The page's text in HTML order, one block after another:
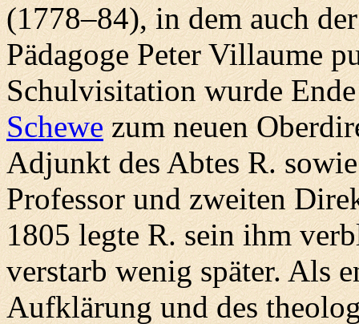
(1778–84), in dem auch
Pädagoge Peter Villaume
Schulvisitation wurde
Schewezum neuen
Adjunkt des Abtes R.
Professor und zweiten
1805 legte R. sein ihm
verstarb wenig später. Als
Aufklärung und des